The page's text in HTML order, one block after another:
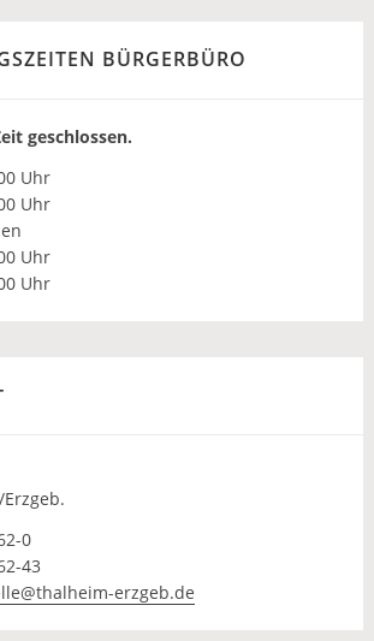
BÜRGERBÜRO
geschlossen.
Uhr
Uhr
Uhr
Uhr
0
43
erzgeb.de